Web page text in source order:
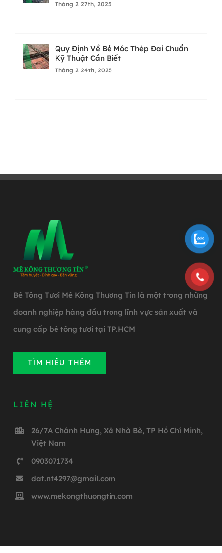
Tháng 2 27th, 2025
Quy Định Về Bẻ Móc Thép Đai Chuẩn
Kỹ Thuật Cần Biết
Tháng 2 24th, 2025
Bê Tông Tươi Mê Kông Thương Tín là một trong những
doanh nghiệp hàng đầu trong lĩnh vực sản xuất và
cung cấp bê tông tươi tại TP.HCM
TÌM HIỂU THÊM
LIÊN HỆ
26/7A Chánh Hưng, Xã Nhà Bè, TP Hồ Chí Minh,
Việt Nam
0903071734
dat.nt4297@gmail.com
www.mekongthuongtin.com